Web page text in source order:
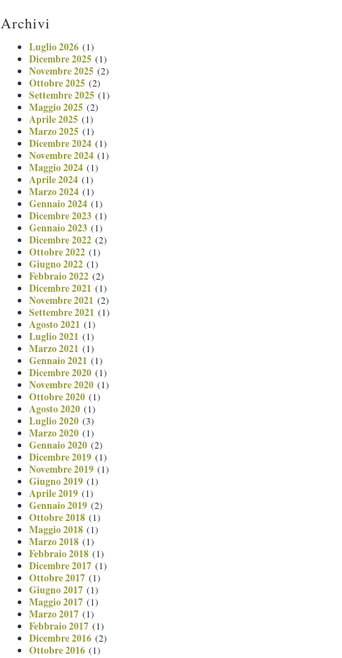
Archivi
Luglio 2026 (1)
Dicembre 2025 (1)
Novembre 2025 (2)
Ottobre 2025 (2)
Settembre 2025 (1)
Maggio 2025 (2)
Aprile 2025 (1)
Marzo 2025 (1)
Dicembre 2024 (1)
Novembre 2024 (1)
Maggio 2024 (1)
Aprile 2024 (1)
Marzo 2024 (1)
Gennaio 2024 (1)
Dicembre 2023 (1)
Gennaio 2023 (1)
Dicembre 2022 (2)
Ottobre 2022 (1)
Giugno 2022 (1)
Febbraio 2022 (2)
Dicembre 2021 (1)
Novembre 2021 (2)
Settembre 2021 (1)
Agosto 2021 (1)
Luglio 2021 (1)
Marzo 2021 (1)
Gennaio 2021 (1)
Dicembre 2020 (1)
Novembre 2020 (1)
Ottobre 2020 (1)
Agosto 2020 (1)
Luglio 2020 (3)
Marzo 2020 (1)
Gennaio 2020 (2)
Dicembre 2019 (1)
Novembre 2019 (1)
Giugno 2019 (1)
Aprile 2019 (1)
Gennaio 2019 (2)
Ottobre 2018 (1)
Maggio 2018 (1)
Marzo 2018 (1)
Febbraio 2018 (1)
Dicembre 2017 (1)
Ottobre 2017 (1)
Giugno 2017 (1)
Maggio 2017 (1)
Marzo 2017 (1)
Febbraio 2017 (1)
Dicembre 2016 (2)
Ottobre 2016 (1)